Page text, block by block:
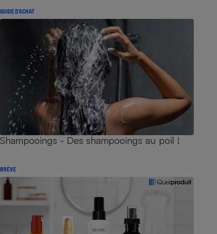
GUIDE D'ACHAT
Shampooings - Des shampooings au poil !
BRÈVE